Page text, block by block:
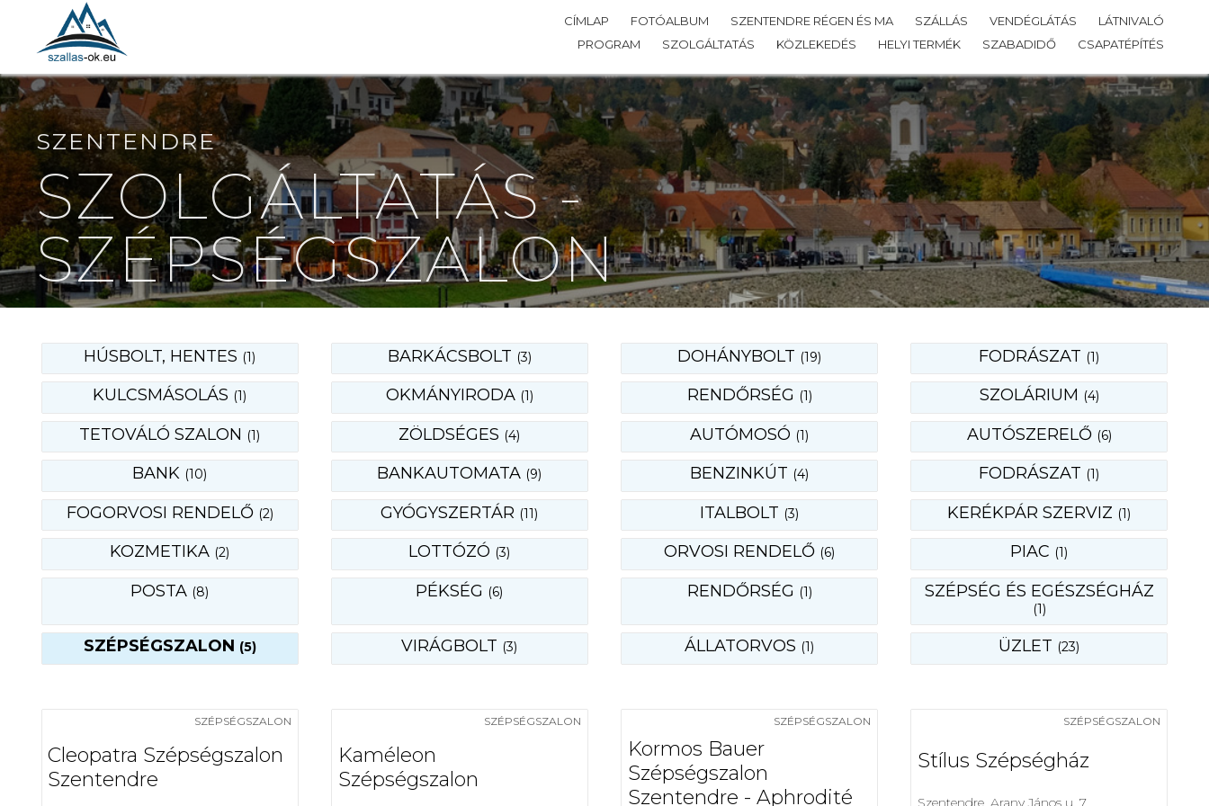
CÍMLAP FOTÓALBUM SZENTENDRE RÉGEN ÉS MA SZÁLLÁS VENDÉGLÁTÁS
LÁTNIVALÓ
PROGRAM
SZOLGÁLTATÁS KÖZLEKEDÉS HELYI TERMÉK SZABADIDŐ CSAPATÉPÍTÉS
SZENTENDRE
SZOLGÁLTATÁS -
SZÉPSÉGSZALON
HÚSBOLT, HENTES (1) BARKÁCSBOLT (3) DOHÁNYBOLT (19) FODRÁSZAT (1)
KULCSMÁSOLÁS (1) OKMÁNYIRODA (1) RENDŐRSÉG (1) SZOLÁRIUM (4)
TETOVÁLÓ SZALON (1) ZÖLDSÉGES (4) AUTÓMOSÓ (1) AUTÓSZERELŐ (6)
BANK (10) BANKAUTOMATA (9) BENZINKÚT (4) FODRÁSZAT (1)
FOGORVOSI RENDELŐ (2) GYÓGYSZERTÁR (11) ITALBOLT (3) KERÉKPÁR SZERVIZ (1)
KOZMETIKA (2) LOTTÓZÓ (3) ORVOSI RENDELŐ (6) PIAC (1)
POSTA (8) PÉKSÉG (6) RENDŐRSÉG (1) SZÉPSÉG ÉS EGÉSZSÉGHÁZ
(1)
SZÉPSÉGSZALON (5) VIRÁGBOLT (3) ÁLLATORVOS (1) ÜZLET (23)
SZÉPSÉGSZALON
Cleopatra Szépségszalon
Szentendre
SZÉPSÉGSZALON
Kaméleon
Szépségszalon
SZÉPSÉGSZALON
Kormos Bauer
Szépségszalon
Szentendre - Aphrodité
SZÉPSÉGSZALON
Stílus Szépségház
Szentendre, Arany János u. 7.